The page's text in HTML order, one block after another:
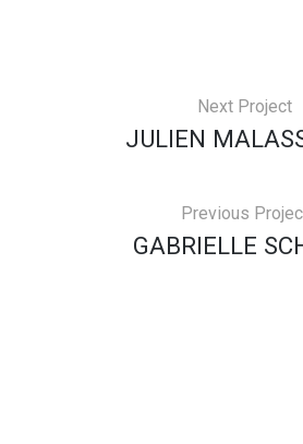
Next Project
JULIEN
Previous
GABRIELLE